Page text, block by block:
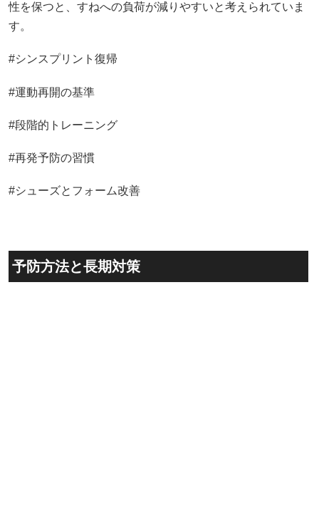
性を保つと、すねへの負荷が減りやすいと考えられていま
す。
#シンスプリント復帰
#運動再開の基準
#段階的トレーニング
#再発予防の習慣
#シューズとフォーム改善
予防方法と長期対策